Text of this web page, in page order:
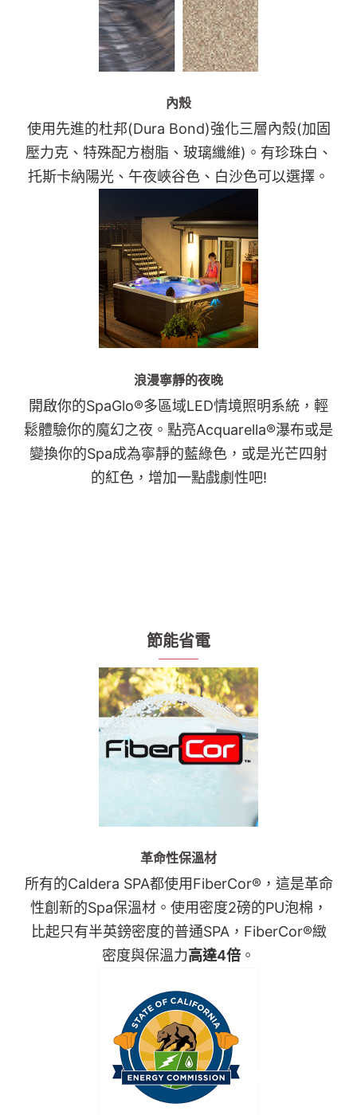
內殼
使用先進的杜邦(Dura Bond)強化三層內殼(加固
壓力克、特殊配方樹脂、玻璃纖維)。有珍珠白、
托斯卡納陽光、午夜峽谷色、白沙色可以選擇。
浪漫寧靜的夜晚
開啟你的SpaGlo®多區域LED情境照明系統，輕
鬆體驗你的魔幻之夜。點亮Acquarella®瀑布或是
變換你的Spa成為寧靜的藍綠色，或是光芒四射
的紅色，增加一點戲劇性吧!
節能省電
革命性保溫材
所有的Caldera SPA都使用FiberCor®，這是革命
性創新的Spa保溫材。使用密度2磅的PU泡棉，
比起只有半英鎊密度的普通SPA，FiberCor®緻
密度與保溫力高達4倍 。